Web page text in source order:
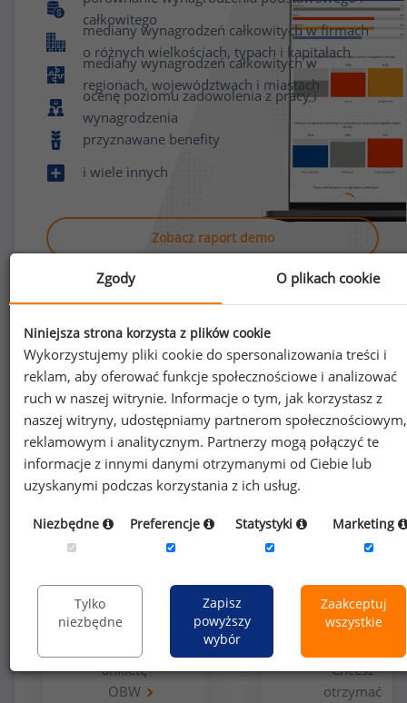
całkowitego
mediany wynagrodzeń całkowitych w firmach
o różnych wielkościach, typach i kapitałach
mediany wynagrodzeń całkowitych w
regionach, województwach i miastach
ocenę poziomu zadowolenia z pracy i
wynagrodzenia
przyznawane benefity
i wiele innych
Zobacz raport demo
Jak uzyskać dostęp do raportu?
bezpłatna
ankietę
OBW
użytkowników
premium
Chcesz
otrzymać
Zgody O plikach cookie
Niniejsza strona korzysta z plików cookie
Wykorzystujemy pliki cookie do spersonalizowania treści i
reklam, aby oferować funkcje społecznościowe i analizować
ruch w naszej witrynie. Informacje o tym, jak korzystasz z
naszej witryny, udostępniamy partnerom społecznościowym,
reklamowym i analitycznym. Partnerzy mogą połączyć te
informacje z innymi danymi otrzymanymi od Ciebie lub
uzyskanymi podczas korzystania z ich usług.
Niezbędne Preferencje Statystyki Marketing
Tylko
niezbędne
Zapisz
powyższy
wybór
Zaakceptuj
wszystkie